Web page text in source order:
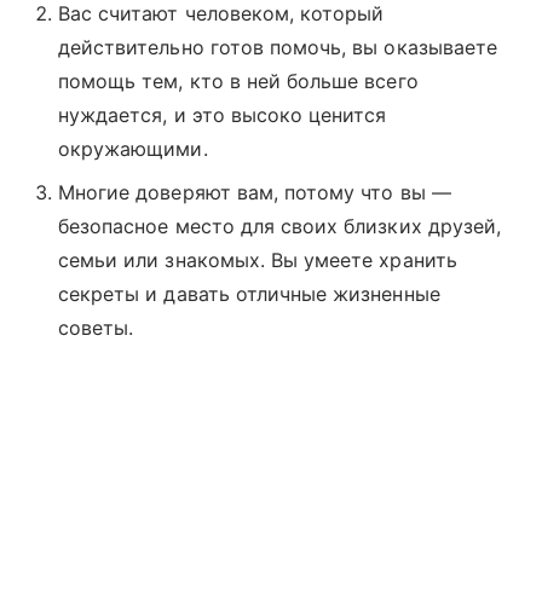
Вас считают человеком, который
действительно готов помочь, вы оказываете
помощь тем, кто в ней больше всего
нуждается, и это высоко ценится
окружающими.
Многие доверяют вам, потому что вы —
безопасное место для своих близких друзей,
семьи или знакомых. Вы умеете хранить
секреты и давать отличные жизненные
советы.